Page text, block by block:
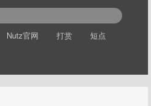
Nutz官网 打赏 短点